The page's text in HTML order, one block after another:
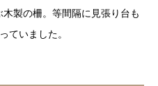
製の柵。等間隔に見張り台も
ていました。